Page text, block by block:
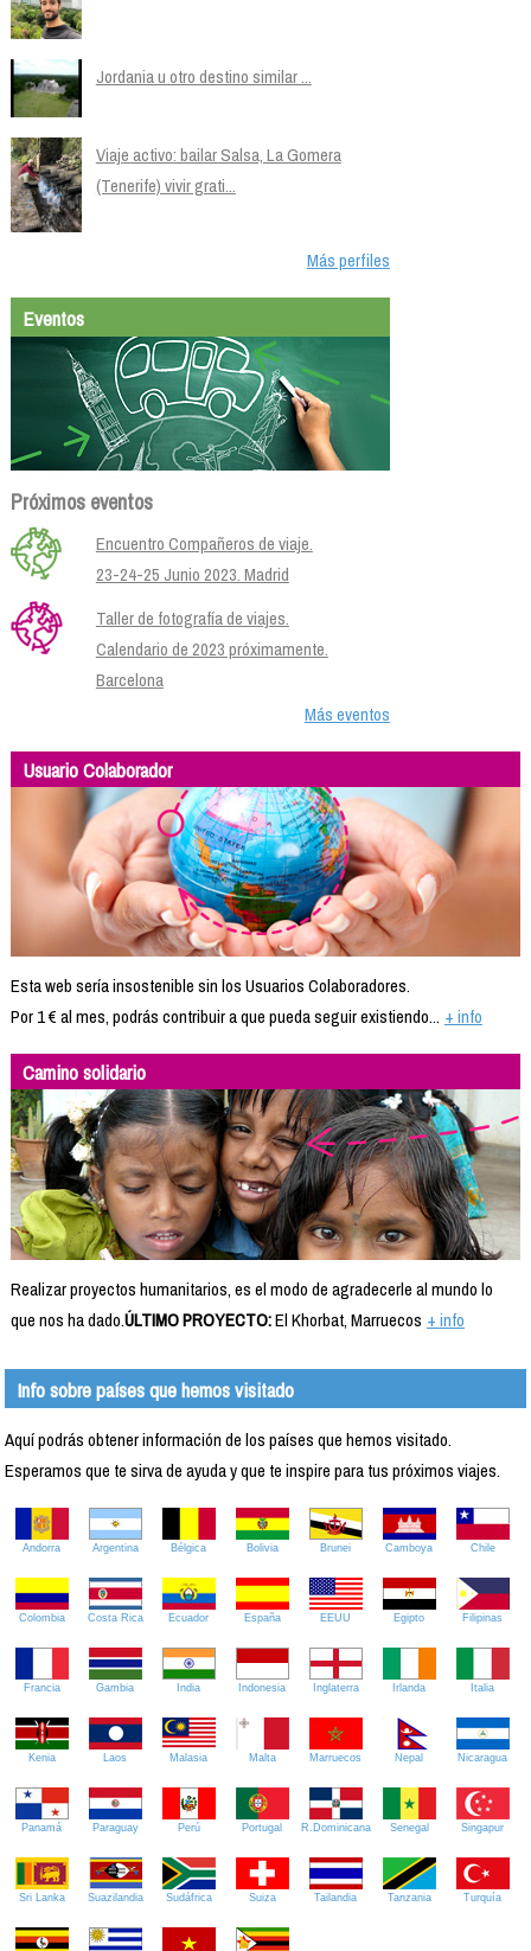
Jordania u otro destino similar ...
Viaje activo: bailar Salsa, La Gomera
(Tenerife) vivir grati...
Más perfiles
Eventos
Próximos eventos
Encuentro Compañeros de viaje.
23-24-25 Junio 2023. Madrid
Taller de fotografía de viajes.
Calendario de 2023 próximamente.
Barcelona
Más eventos
Usuario Colaborador
Esta web sería insostenible sin los Usuarios Colaboradores.
Por 1 € al mes, podrás contribuir a que pueda seguir existiendo... + info
Camino solidario
Realizar proyectos humanitarios, es el modo de agradecerle al mundo lo
que nos ha dado.ÚLTIMO PROYECTO:El Khorbat, Marruecos + info
Info sobre países que hemos visitado
Aquí podrás obtener información de los países que hemos visitado.
Esperamos que te sirva de ayuda y que te inspire para tus próximos viajes.
Andorra Argentina Bélgica Bolivia Brunei Camboya Chile
Colombia Costa Rica Ecuador España EEUU Egipto Filipinas
Francia Gambia India Indonesia Inglaterra Irlanda Italia
Kenia Laos Malasia Malta Marruecos Nepal Nicaragua
Panamá Paraguay Perú Portugal R.Dominicana Senegal Singapur
Sri Lanka Suazilandia Sudáfrica Suiza Tailandia Tanzania Turquía